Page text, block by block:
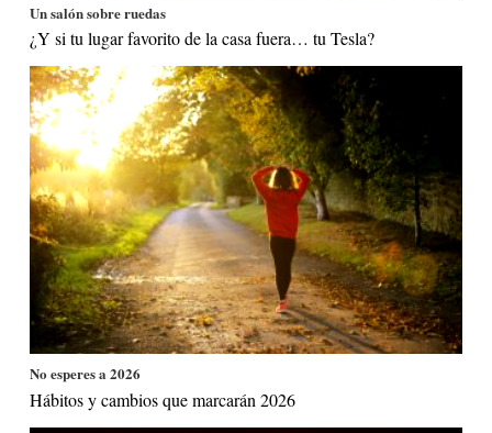
Un salón sobre ruedas
¿Y si tu lugar favorito de la casa fuera… tu Tesla?
No esperes a 2026
Hábitos y cambios que marcarán 2026